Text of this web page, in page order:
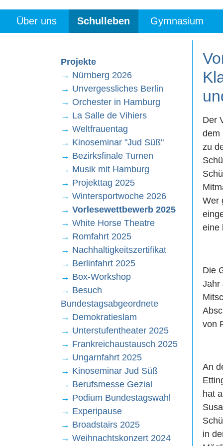
Über uns Schulleben Gymnasium
Projekte
→ Nürnberg 2026
→ Unvergessliches Berlin
→ Orchester in Hamburg
→ La Salle de Vihiers
→ Weltfrauentag
→ Kinoseminar "Jud Süß"
→ Bezirksfinale Turnen
→ Musik mit Hamburg
→ Projekttag 2025
→ Wintersportwoche 2026
→ Vorlesewettbewerb 2025
→ White Horse Theatre
→ Romfahrt 2025
→ Nachhaltigkeitszertifikat
→ Berlinfahrt 2025
→ Box-Workshop
→ Besuch
Bundestagsabgeordnete
→ Demokratieslam
→ Unterstufentheater 2025
→ Frankreichaustausch 2025
→ Ungarnfahrt 2025
→ Kinoseminar Jud Süß
→ Berufsmesse Gezial
→ Podium Bundestagswahl
→ Experipause
→ Broadstairs 2025
→ Weihnachtskonzert 2024
Der
dem
zu
Wer
eine
Die
Jahr
von
An
hat
in